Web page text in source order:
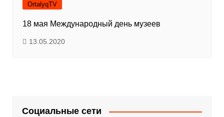
OrtalyqTV
18 мая Международный день музеев
13.05.2020
Социальные сети